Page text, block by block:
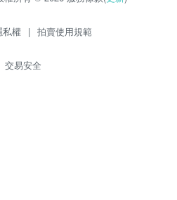
私權 | 拍賣使用規範
交易安全